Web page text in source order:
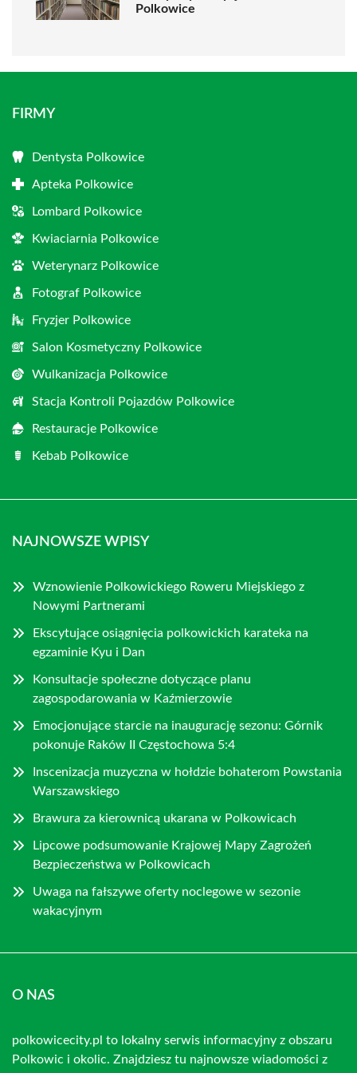
Polkowice
FIRMY
Dentysta Polkowice
Apteka Polkowice
Lombard Polkowice
Kwiaciarnia Polkowice
Weterynarz Polkowice
Fotograf Polkowice
Fryzjer Polkowice
Salon Kosmetyczny Polkowice
Wulkanizacja Polkowice
Stacja Kontroli Pojazdów Polkowice
Restauracje Polkowice
Kebab Polkowice
NAJNOWSZE WPISY
Wznowienie Polkowickiego Roweru Miejskiego z
Nowymi Partnerami
Ekscytujące osiągnięcia polkowickich karateka na
egzaminie Kyu i Dan
Konsultacje społeczne dotyczące planu
zagospodarowania w Kaźmierzowie
Emocjonujące starcie na inaugurację sezonu: Górnik
pokonuje Raków II Częstochowa 5:4
Inscenizacja muzyczna w hołdzie bohaterom Powstania
Warszawskiego
Brawura za kierownicą ukarana w Polkowicach
Lipcowe podsumowanie Krajowej Mapy Zagrożeń
Bezpieczeństwa w Polkowicach
Uwaga na fałszywe oferty noclegowe w sezonie
wakacyjnym
O NAS
polkowicecity.pl to lokalny serwis informacyjny z obszaru
Polkowic i okolic. Znajdziesz tu najnowsze wiadomości z